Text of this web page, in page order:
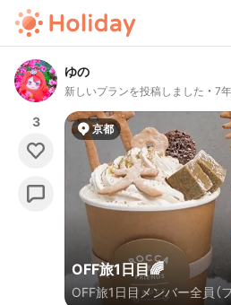
ゆの
新しいプランを投稿しました 7
3 京都
OFF旅1日目🌈
OFF旅1日目メンバー全員（